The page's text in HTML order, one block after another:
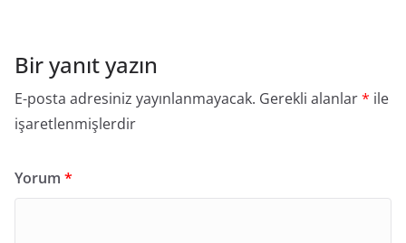
Bir yanıt yazın
E-posta adresiniz yayınlanmayacak. Gerekli alanlar* ile
işaretlenmişlerdir
Yorum *